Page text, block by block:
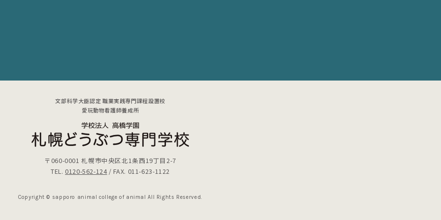
文部科学大臣認定 職業実践専門課程設置校
愛玩動物看護師養成所
〒060-0001札幌市中央区北1条西19丁目2-7
TEL. 0120-562-124 / FAX. 011-623-1122
Copyright © sapporo animal college of animal All Rights Reserved.